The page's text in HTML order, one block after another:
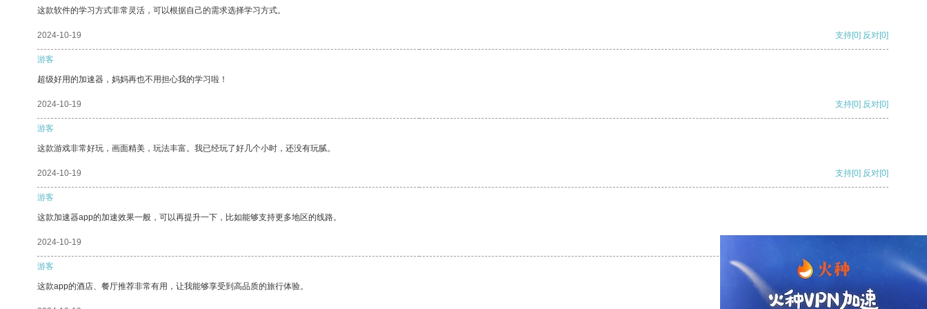
这款软件的学习方式非常灵活，可以根据自己的需求选择学习方式。
2024-10-19 支持[0] 反对[0]
游客
超级好用的加速器，妈妈再也不用担心我的学习啦！
2024-10-19 支持[0] 反对[0]
游客
这款游戏非常好玩，画面精美，玩法丰富。我已经玩了好几个小时，还没有玩腻。
2024-10-19 支持[0] 反对[0]
游客
这款加速器app的加速效果一般，可以再提升一下，比如能够支持更多地区的线路。
2024-10-19
游客
这款app的酒店、餐厅推荐非常有用，让我能够享受到高品质的旅行体验。